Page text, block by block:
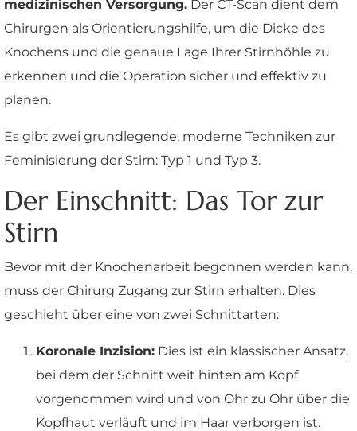
medizinischen Versorgung. Der CT-Scan dient dem
Chirurgen als Orientierungshilfe, um die Dicke des
Knochens und die genaue Lage Ihrer Stirnhöhle zu
erkennen und die Operation sicher und effektiv zu
planen.
Es gibt zwei grundlegende, moderne Techniken zur
Feminisierung der Stirn: Typ 1 und Typ 3.
Der Einschnitt: Das Tor zur
Stirn
Bevor mit der Knochenarbeit begonnen werden kann,
muss der Chirurg Zugang zur Stirn erhalten. Dies
geschieht über eine von zwei Schnittarten:
Koronale Inzision: Dies ist ein klassischer Ansatz,
bei dem der Schnitt weit hinten am Kopf
vorgenommen wird und von Ohr zu Ohr über die
Kopfhaut verläuft und im Haar verborgen ist.